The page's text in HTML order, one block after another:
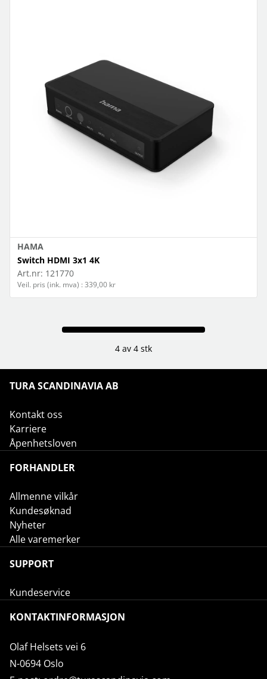
HAMA
Switch HDMI 3x1 4K
Art.nr: 121770
Veil. pris (ink. mva) : 339,00 kr
4 av 4 stk
TURA SCANDINAVIA AB
Kontakt oss
Karriere
Åpenhetsloven
FORHANDLER
Allmenne vilkår
Kundesøknad
Nyheter
Alle varemerker
SUPPORT
Kundeservice
KONTAKTINFORMASJON
Olaf Helsets vei 6
N-0694 Oslo